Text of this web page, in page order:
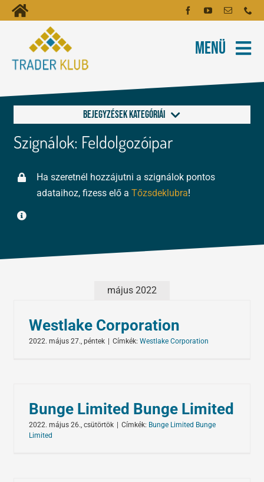
Kihagyás
Toggle
Navigation
Kezdőoldal
Fiókom
Menü
Oktatóanyagok
Tartalmak
Képzés
Bejegyzések kategóriái
Deviza
Index
Kripto
Részvény
Szignálok: Feldolgozóipar
Ha szeretnél hozzájutni a szignálok pontos
adataihoz, fizess elő a Tőzsdeklubra!
május 2022
Westlake Corporation
2022. május 27., péntek | Címkék:Westlake Corporation
Bunge Limited Bunge Limited
2022. május 26., csütörtök | Címkék: Bunge Limited Bunge
Limited